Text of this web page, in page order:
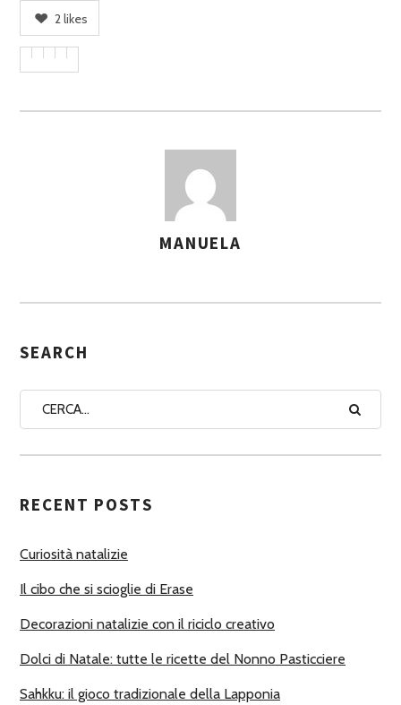
2likes
S
G
A
U
O
I
MANUELA
SEARCH
RECENT POSTS
Curiosità natalizie
Il cibo che si scioglie di Erase
Decorazioni natalizie con il riciclo creativo
Dolci di Natale: tutte le ricette del Nonno Pasticciere
Sahkku: il gioco tradizionale della Lapponia